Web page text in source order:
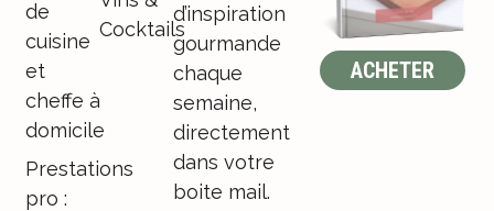
de
cuisine
et
cheffe à
domicile
Prestations
pro :
Cocktails
d’inspiration
gourmande
chaque
semaine,
directement
dans votre
boite mail.
ACHETER